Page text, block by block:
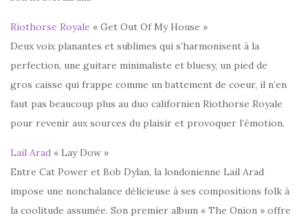
Riothorse Royale « Get Out Of My House »
Deux voix planantes et sublimes qui s’harmonisent à la
perfection, une guitare minimaliste et bluesy, un pied de
gros caisse qui frappe comme un battement de coeur, il n’en
faut pas beaucoup plus au duo californien Riothorse Royale
pour revenir aux sources du plaisir et provoquer l’émotion.
Lail Arad « Lay Dow »
Entre Cat Power et Bob Dylan, la londonienne Lail Arad
impose une nonchalance délicieuse à ses compositions folk à
la coolitude assumée. Son premier album « The Onion » offre